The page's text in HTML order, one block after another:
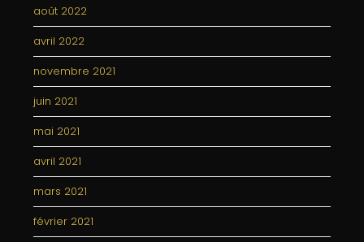
août 2022
avril 2022
novembre 2021
juin 2021
mai 2021
avril 2021
mars 2021
février 2021